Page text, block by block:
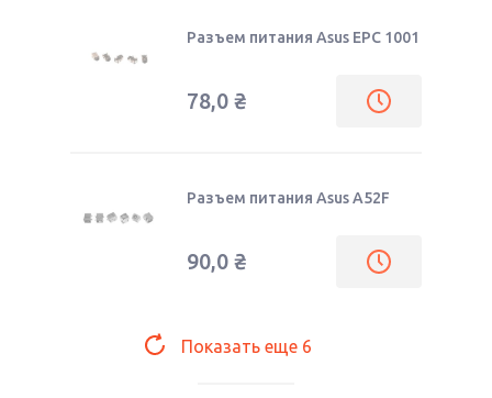
Разъем питания Asus EPC 1001
78,0 ₴
Разъем питания Asus A52F
90,0 ₴
Показать еще 6